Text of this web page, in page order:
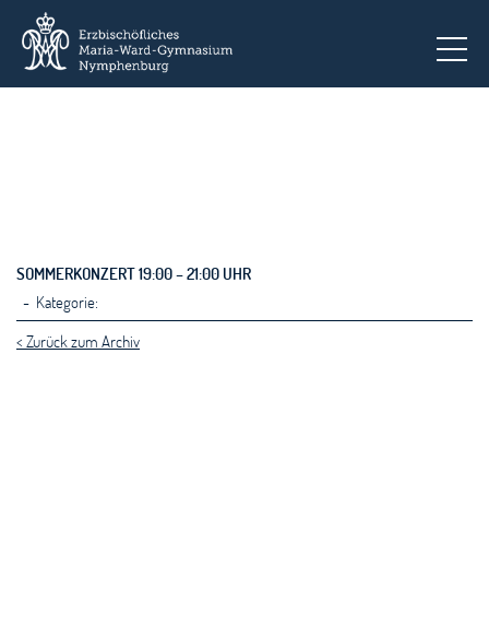
SOMMERKONZERT 19:00 – 21:00 UHR
- Kategorie:
< Zurück zum Archiv